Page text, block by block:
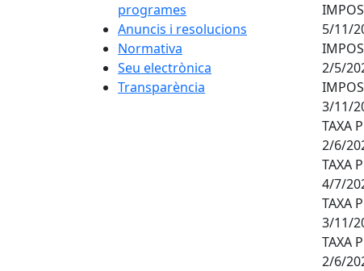
programes
Anuncis i resolucions
Normativa
Seu electrònica
Transparència
5/11/
2/5/
3/11/
TAXA
2/6/
TAXA
4/7/
TAXA
3/11/
TAXA
2/6/